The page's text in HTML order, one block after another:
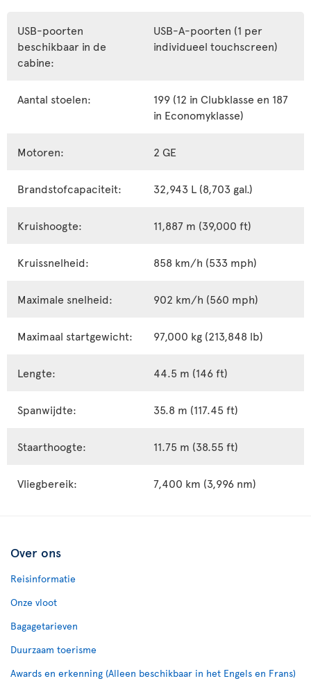
USB-poorten
beschikbaar in de
cabine:
USB-A-poorten (1 per
individueel touchscreen)
Aantal stoelen:
199 (12 in Clubklasse en 187
in Economyklasse)
Motoren: 2 GE
Brandstofcapaciteit: 32,943 L (8,703 gal.)
Kruishoogte: 11,887 m (39,000 ft)
Kruissnelheid: 858 km/h (533 mph)
Maximale snelheid: 902 km/h (560 mph)
Maximaal startgewicht: 97,000 kg (213,848 lb)
Lengte: 44.5 m (146 ft)
Spanwijdte: 35.8 m (117.45 ft)
Staarthoogte: 11.75 m (38.55 ft)
Vliegbereik: 7,400 km (3,996 nm)
Over ons
Reisinformatie
Onze vloot
Bagagetarieven
Duurzaam toerisme
Awards en erkenning (Alleen beschikbaar in het Engels en Frans)